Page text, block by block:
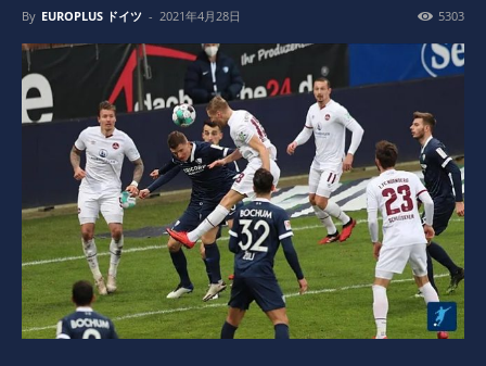
By EUROPLUS ドイツ - 2021年4月28日 5303